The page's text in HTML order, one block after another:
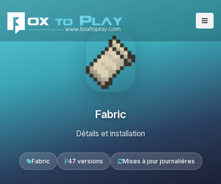
Fabric
Détails et installation
Fabric 47 versions Mises à jour journalières